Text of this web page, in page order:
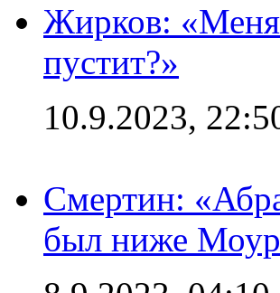
Жирков: «Меня
пустит?»
10.9.2023,
Смертин:
был ниже